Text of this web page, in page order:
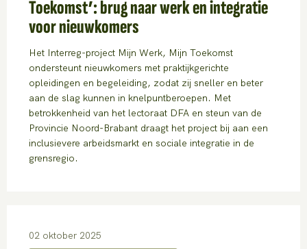
Toekomst’: brug naar werk en integratie
voor nieuwkomers
Het Interreg-project Mijn Werk, Mijn Toekomst
ondersteunt nieuwkomers met praktijkgerichte
opleidingen en begeleiding, zodat zij sneller en beter
aan de slag kunnen in knelpuntberoepen. Met
betrokkenheid van het lectoraat DFA en steun van de
Provincie Noord-Brabant draagt het project bij aan een
inclusievere arbeidsmarkt en sociale integratie in de
grensregio.
02 oktober 2025